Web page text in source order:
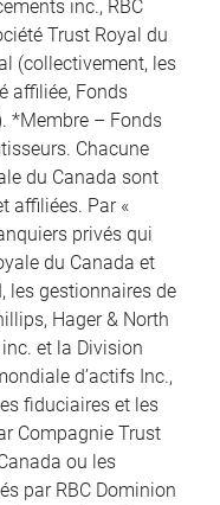
inc., RBC
Trust Royal du
(collectivement, les
affiliée, Fonds
*Membre – Fonds
Chacune
du Canada sont
affiliées. Par «
privés qui
du Canada et
les gestionnaires de
Hager & North
et la Division
d’actifs Inc.,
fiduciaires et les
Compagnie Trust
ou les
par RBC Dominion